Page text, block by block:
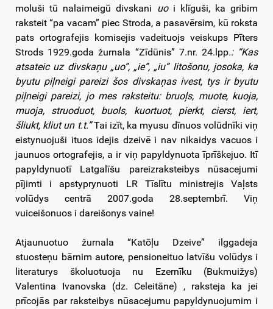
moluši tū nalaimeigū divskani uoi klīguši, ka gribim
raksteit “pa vacam” piec Stroda, a pasavērsim, kū roksta
pats ortografejis komisejis vadeituojs veiskups Pīters
Strods 1929.goda žurnala “Zīdūnis” 7.nr. 24.lpp.: “Kas
atsateic uz divskaņu „uo”, „ie”, „iu” litošonu, josoka, ka
byutu piļneigi pareizi šos divskaņas ivest, tys ir byutu
piļneigi pareizi, jo mes raksteitu: bruoļs, muote, kuoja,
muoja, struoduot, buols, kuortuot, pierkt, cierst, iert,
šliukt, kliut un t.t.”Tai izīt, ka myusu dīnuos volūdnīki viņ
eistynuojuši ituos idejis dzeivē i nav nikaidys vacuos i
jaunuos ortografejis, a ir viņ papyldynuota īprīškejuo. Itī
papyldynuotī Latgalīšu pareizraksteibys nūsacejumi
pījimti i apstyprynuoti LR Tīslītu ministrejis Vaļsts
volūdys centrā 2007.goda 28.septembrī. Viņ
vuiceišonuos i dareišonys vaine!
Atjaunuotuo žurnala “Katōļu Dzeive” ilggadeja
stuosteņu bārnim autore, pensioneituo latvīšu volūdys i
literaturys školuotuoja nu Ezernīku (Bukmuižys)
Valentina Ivanovska (dz. Celeitāne) , raksteja ka jei
prīcojās par raksteibys nūsacejumu papyldynuojumim i